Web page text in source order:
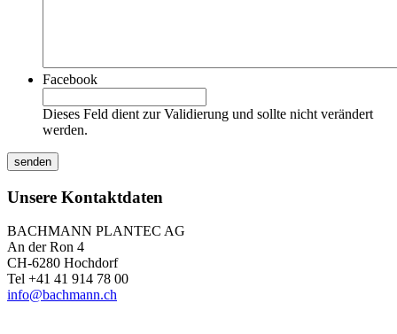
Facebook
Dieses Feld dient zur Validierung und sollte nicht verändert
werden.
Unsere Kontaktdaten
BACHMANN PLANTEC AG
An der Ron 4
CH-6280 Hochdorf
Tel +41 41 914 78 00
info@bachmann.ch